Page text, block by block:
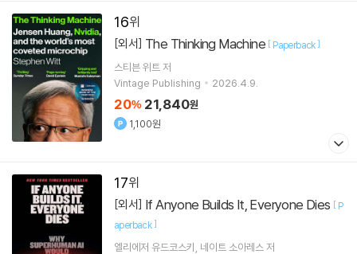
16
[외서] The Thinking Machine [ Paperback]
스티븐 위트 저
Vintage Publishing
2026.4.9.
20% 21,840원
1,100원
17
[외서] If Anyone Builds It, Everyone Dies [ P
aperback]
엘리에저 유드코스키 네이트 소아레스 저